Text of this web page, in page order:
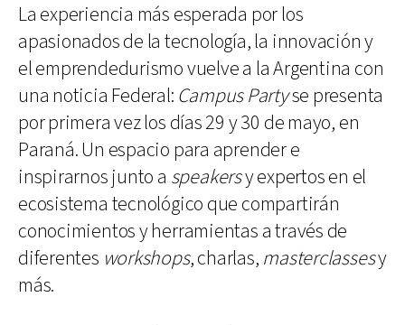
La experiencia más esperada por los
apasionados de la tecnología, la innovación y
el emprendedurismo vuelve a la Argentina con
una noticia Federal: Campus Partyse presenta
por primera vez los días 29 y 30 de mayo, en
Paraná. Un espacio para aprender e
inspirarnos junto a speakersy expertos en el
ecosistema tecnológico que compartirán
conocimientos y herramientas a través de
diferentes workshops, charlas, masterclassesy
más.